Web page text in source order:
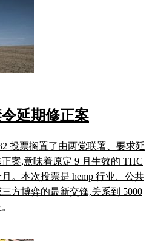
延期修正案
投票搁置了由两党联署、要求延
案,意味着原定 9 月生效的 THC
。本次投票是 hemp 行业、公共
方博弈的最新交锋,关系到 5000